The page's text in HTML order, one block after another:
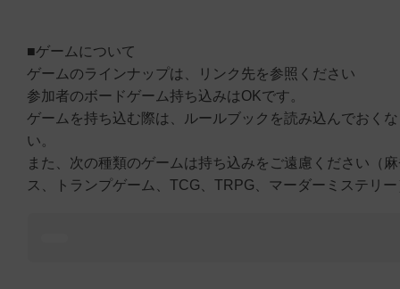
■ゲームについて
ゲームのラインナップは、リンク先を参照ください
参加者のボードゲーム持ち込みはOKです。
ゲームを持ち込む際は、ルールブックを読み込んでおく
い。
また、次の種類のゲームは持ち込みをご遠慮ください（
ス、トランプゲーム、TCG、TRPG、マーダーミステリ